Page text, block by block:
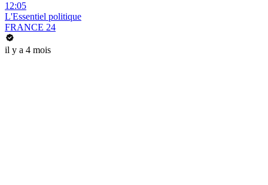
12:05
L'Essentiel politique
FRANCE 24
il y a 4 mois